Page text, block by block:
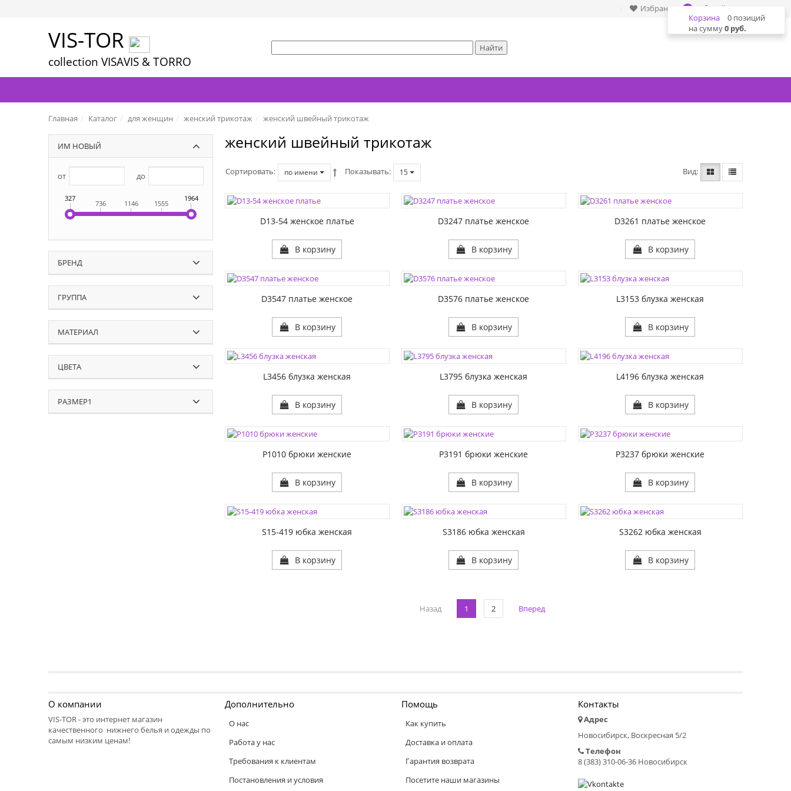
Войти
Избранное 0
VIS-TOR
collection VISAVIS & TORRO
Корзина
0 позиций
на сумму0 руб.
Главная Каталог для женщин женский трикотаж женский швейный трикотаж
женский швейный трикотаж
ИМ НОВЫЙ
от до
327
736 1146 1555
1964
БРЕНД
ГРУППА
МАТЕРИАЛ
ЦВЕТА
РАЗМЕР1
Сортировать по имени Показывать 15
Вид
РАЗМЕР1:
D13-54 женское платье
В корзину
РАЗМЕР1:
D3247 платье женское
В корзину
РАЗМЕР1:
D3261 платье женское
В корзину
РАЗМЕР1:
D3547 платье женское
В корзину
РАЗМЕР1:
D3576 платье женское
В корзину
РАЗМЕР1:
L3153 блузка женская
В корзину
РАЗМЕР1:
L3456 блузка женская
В корзину
РАЗМЕР1:
L3795 блузка женская
В корзину
РАЗМЕР1:
L4196 блузка женская
В корзину
РАЗМЕР1:
P1010 брюки женские
В корзину
РАЗМЕР1:
P3191 брюки женские
В корзину
РАЗМЕР1:
P3237 брюки женские
В корзину
РАЗМЕР1:
S15-419 юбка женская
В корзину
РАЗМЕР1:
S3186 юбка женская
В корзину
РАЗМЕР1:
S3262 юбка женская
В корзину
Назад 1 2 Вперед
О компании
VIS-TOR - это интернет магазин
качественного нижнего белья и одежды по
самым низким ценам!
Дополнительно
О нас
Работа у нас
Требования к клиентам
Постановления и условия
Помощь
Как купить
Доставка и оплата
Гарантия возврата
Посетите наши магазины
Контакты
Адрес
Новосибирск, Воскресная 5/2
Телефон
8 (383) 310-06-36 Новосибирск